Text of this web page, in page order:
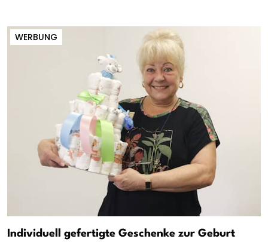
WERBUNG
Individuell gefertigte Geschenke zur Geburt